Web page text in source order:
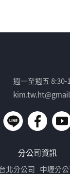
，應對 AI 時代的水
週一至週五 8:30-
分公司資訊
北分公司 中壢分